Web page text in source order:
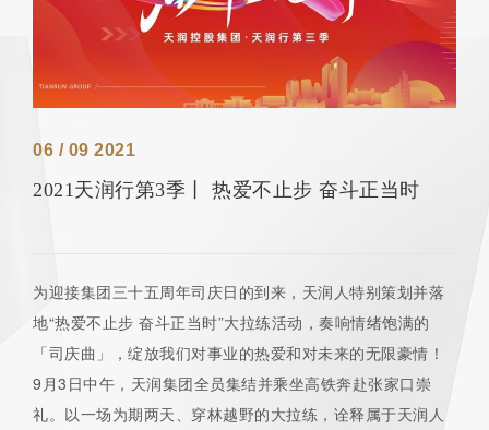
06 / 09 2021
2021天润行第3季丨 热爱不止步 奋斗正当时
为迎接集团三十五周年司庆日的到来，天润人特别策划并落
地“热爱不止步 奋斗正当时”大拉练活动，奏响情绪饱满的
「司庆曲」，绽放我们对事业的热爱和对未来的无限豪情！
9月3日中午，天润集团全员集结并乘坐高铁奔赴张家口崇
礼。以一场为期两天、穿林越野的大拉练，诠释属于天润人